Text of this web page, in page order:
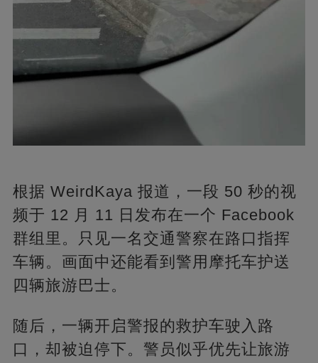
根据 WeirdKaya 报道，一段 50 秒的视
频于 12 月 11 日发布在一个 Facebook
群组里。只见一名交通警察在路口指挥
车辆。画面中还能看到警用摩托车护送
四辆旅游巴士。
随后，一辆开启警报的救护车驶入路
口，却被迫停下。警员似乎优先让旅游